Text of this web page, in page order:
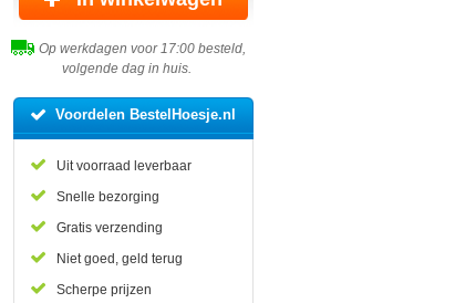
Op werkdagen voor 17:00 besteld,
volgende dag in huis.
Voordelen BestelHoesje.nl
Uit voorraad leverbaar
Snelle bezorging
Gratis verzending
Niet goed, geld terug
Scherpe prijzen